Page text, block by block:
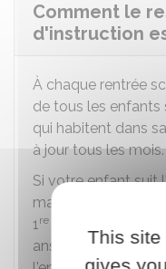
Comment le
d'instruction
À chaque rentrée
de tous les enfants
qui habitent dans
à jour tous les mois.
Si votre enfant suit
maire doit mener
1re
année. Cette
ans, jusqu'aux 16
This site
gives